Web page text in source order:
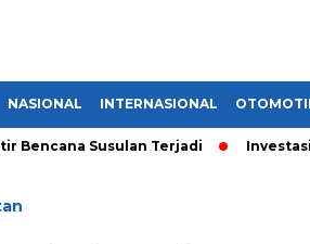
NASIONAL INTERNASIONAL
Susulan Terjadi Investasi